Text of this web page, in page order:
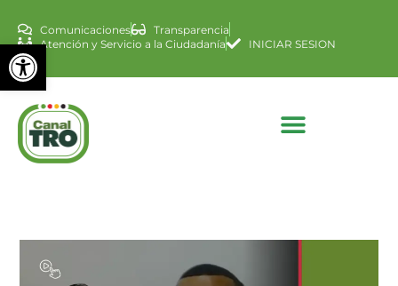
Abrir barra de
Comunicaciones
Transparencia
Atención y Servicio a la Ciudadanía
INICIAR SESION